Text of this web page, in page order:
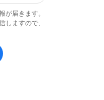
が届きます。
しますので、